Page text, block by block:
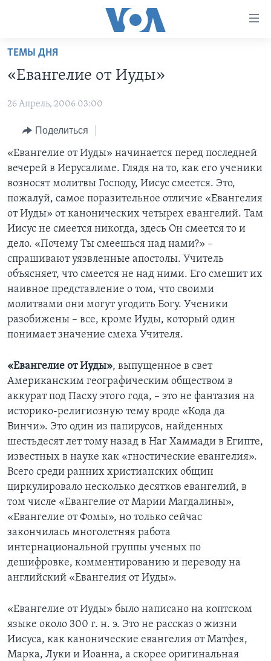
Перейти
основной
Перейти
навигации
Перейти
поиск
АМЕРИКА
НОВОСТИ ЗА МИНУТУ
ИТОГИ
ПОЧЕМУ ЭТО ВАЖНО?
ДИСКУССИЯ VOA
ДЕТАЛИ
НЬЮ-ЙОРК NEW YORK
АМЕРИКА. БОЛЬШОЕ ПУТЕШЕСТВИЕ
ПРОЕКТЫ
УЧИМ АНГЛИЙСКИЙ
НАША АМЕРИКАНСКАЯ ИСТОРИЯ
А КАК В АМЕРИКЕ?
АРТЕФАКТЫ
АМЕРИКАНСКИЕ ГОРОДКИ
ТЕСТЫ
ЭКСПЕРТИЗА
ИНТЕРВЬЮ
ФАКТЫ ПРОТИВ ФЕЙКОВ
ЗА СВОБОДУ ПРЕССЫ
УЧИМ АНГЛИЙСКИЙ
ВИДЕО
ПОДПИСКА НА НОВОСТИ
Learning English
СОЦИАЛЬНЫЕ СЕТИ
Языки
ТЕМЫ ДНЯ
«Евангелие от Иуды»
26 Апрель, 2006 03:00
Поделиться
«Евангелие от Иуды» начинается перед последней
вечерей в Иерусалиме. Глядя на то, как его ученики
возносят молитвы Господу, Иисус смеется. Это,
пожалуй, самое поразительное отличие «Евангелия
от Иуды» от канонических четырех евангелий. Там
Иисус не смеется никогда, здесь Он смеется то и
дело. «Почему Ты смеешься над нами?» –
спрашивают уязвленные апостолы. Учитель
объясняет, что смеется не над ними. Его смешит их
наивное представление о том, что своими
молитвами они могут угодить Богу. Ученики
разобижены – все, кроме Иуды, который один
понимает значение смеха Учителя.
«Евангелие от Иуды», выпущенное в свет
Американским географическим обществом в
аккурат под Пасху этого года, – это не фантазия на
историко-религиозную тему вроде «Кода да
Винчи». Это один из папирусов, найденных
шестьдесят лет тому назад в Наг Хаммади в Египте,
известных в науке как «гностические евангелия».
Всего среди ранних христианских общин
циркулировало несколько десятков евангелий, в
том числе «Евангелие от Марии Магдалины»,
«Евангелие от Фомы», но только сейчас
закончилась многолетняя работа
интернациональной группы ученых по
дешифровке, комментированию и переводу на
английский «Евангелия от Иуды».
«Евангелие от Иуды» было написано на коптском
языке около 300 г. н. э. Это не рассказ о жизни
Иисуса, как канонические евангелия от Матфея,
Марка, Луки и Иоанна, а скорее оригинальная